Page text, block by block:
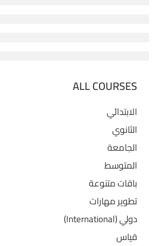
ALL COURSES
الابتدائي
الثانوي
الجامعة
المتوسط
باقات متنوعة
تطوير مهارات
دولي (International)
قياس